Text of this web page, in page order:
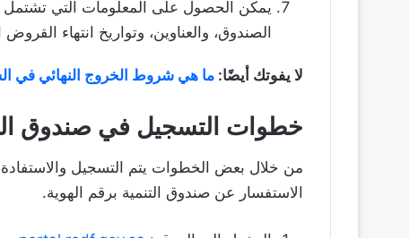
يمكن الحصول على المعلومات التي تشتمل
الصندوق، والعناوين، وتواريخ انتهاء القروض
لا يفوتك أيضًا: ما هي شروط الخروج النهائي في
خطوات التسجيل في صندوق
من خلال بعض الخطوات يتم التسجيل
الاستفسار عن صندوق التنمية برقم الهوية.